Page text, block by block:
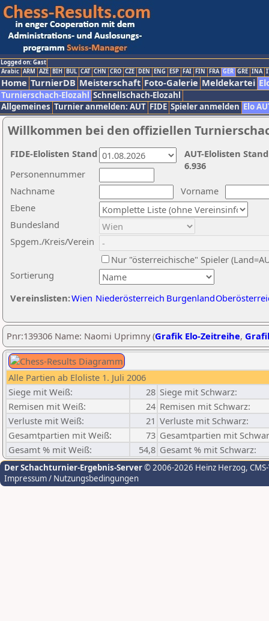
Logged on: Gast
Arabic ARM AZE BIH BUL CAT CHN CRO CZE DEN ENG ESP FAI FIN FRA GER GRE INA
Home TurnierDB Meisterschaft Foto-Galerie Meldekartei
Turnierschach-Elozahl Schnellschach-Elozahl
Allgemeines Turnier anmelden: AUT FIDE Spieler anmelden Elo
Willkommen bei den offiziellen
Nachname
Vorname
Ebene
Sortierung
Personennummer
Bundesland
Spgem./Kreis/Verein
Nur "österreichische" Spieler
Vereinslisten:Wien Niederösterreich Burgenland
AUT-Elolisten
6.936
FIDE-Elolisten Stand
Pnr:139306 Name: Naomi Uprimny (Grafik Elo-Zeitreihe,
Alle Partien ab Eloliste 1. Juli 2006
Siege mit Weiß:
28 Siege mit Schwarz:
Remisen mit Weiß:
24 Remisen mit Schwarz:
Verluste mit Weiß:
21 Verluste mit Schwarz:
Gesamtpartien mit Weiß:
73 Gesamtpartien mit
Gesamt % mit Weiß:
54,8 Gesamt % mit Schwarz:
Der Schachturnier-Ergebnis-Server© 2006-2026 Heinz Herzog,
Impressum / Nutzungsbedingungen